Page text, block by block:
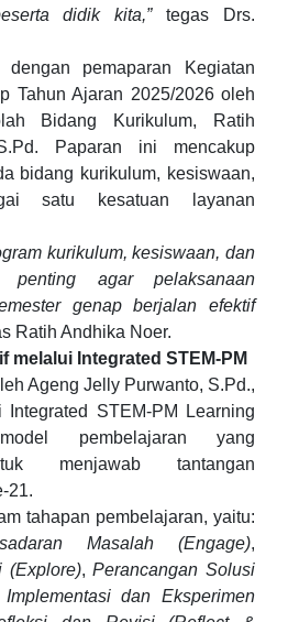
didik kita,”tegas Drs.
dengan pemaparan Kegiatan
Tahun Ajaran 2025/2026 oleh
Bidang Kurikulum, Ratih
Paparan ini mencakup
bidang kurikulum, kesiswaan,
satu kesatuan layanan
kurikulum, kesiswaan, dan
penting agar pelaksanaan
genap berjalan efektif
Ratih Andhika Noer.
melalui Integrated STEM-PM
Ageng Jelly Purwanto, S.Pd.,
Integrated STEM-PM Learning
pembelajaran yang
menjawab tantangan
21.
tahapan pembelajaran, yaitu:
Masalah (Engage),
(Explore),Perancangan Solusi
Implementasi dan Eksperimen